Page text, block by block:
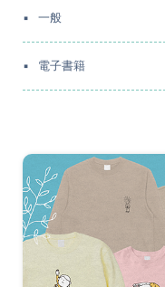
一般
電子書籍